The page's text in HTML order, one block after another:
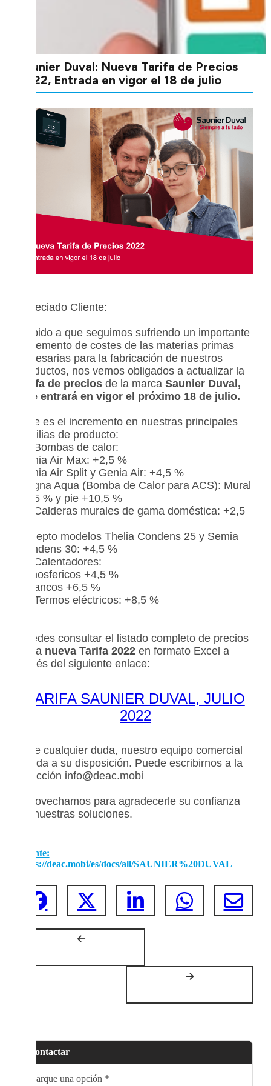
Saunier Duval: Nueva Tarifa de Precios
2022, Entrada en vigor el 18 de julio
Apreciado Cliente:
Debido a que seguimos sufriendo un importante
incremento de costes de las materias primas
necesarias para la fabricación de nuestros
productos, nos vemos obligados a actualizar la
tarifa de preciosde la marca Saunier Duval,
que entrará en vigor el próximo 18 de julio.
Este es el incremento en nuestras principales
familias de producto:
• Bombas de calor:
Genia Air Max: +2,5 %
Genia Air Split y Genia Air: +4,5 %
Magna Aqua (Bomba de Calor para ACS): Mural
+8,5 % y pie +10,5 %
• Calderas murales de gama doméstica: +2,5
Excepto modelos Thelia Condens 25 y Semia
Condens 30: +4,5 %
• Calentadores:
Atmosfericos +4,5 %
Estancos +6,5 %
• Termos eléctricos: +8,5 %
Puedes consultar el listado completo de precios
de la nueva Tarifa 2022en formato Excel a
través del siguiente enlace:
TARIFA SAUNIER DUVAL, JULIO
2022
Ante cualquier duda, nuestro equipo comercial
queda a su disposición. Puede escribirnos a la
dirección info@deac.mobi
Aprovechamos para agradecerle su confianza
en nuestras soluciones.
Fuente:
https://deac.mobi/es/docs/all/SAUNIER%20DUVAL
Contactar
Marque una opción *